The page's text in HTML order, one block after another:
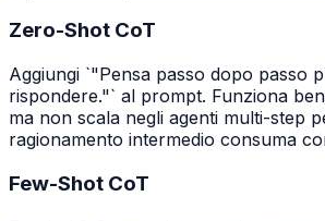
Zero-Shot CoT
Aggiungi `"Pensa passo dopo passo
rispondere."` al prompt. Funziona
ma non scala negli agenti multi-step
ragionamento intermedio consuma
Few-Shot CoT